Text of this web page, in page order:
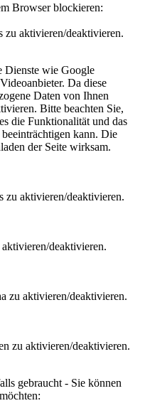
Browser blockieren:
aktivieren/deaktivieren.
Dienste wie Google
Da diese
Daten von Ihnen
Bitte beachten Sie,
die Funktionalität und das
kann. Die
der Seite wirksam.
zu aktivieren/deaktivieren.
deaktivieren.
zu aktivieren/deaktivieren.
zu aktivieren/deaktivieren.
gebraucht - Sie können